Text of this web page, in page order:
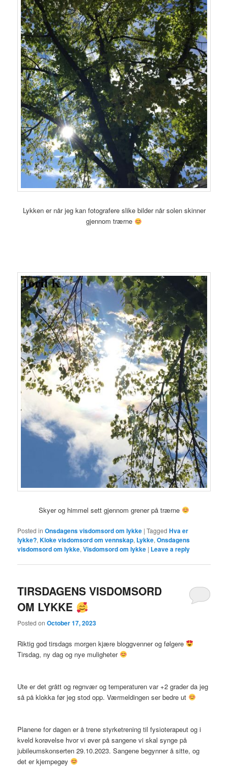
Lykken er når jeg kan fotografere slike bilder når solen skinner
gjennom trærne
Skyer og himmel sett gjennom grener på trærne
Posted in Onsdagens visdomsord om lykke |Tagged Hva er
lykke?,Kloke visdomsord om vennskap, Lykke,Onsdagens
visdomsord om lykke,Visdomsord om lykke | Leave a reply
TIRSDAGENS VISDOMSORD
OM LYKKE
Posted onOctober 17, 2023
Riktig god tirsdags morgen kjære bloggvenner og følgere
Tirsdag, ny dag og nye muligheter
Ute er det grått og regnvær og temperaturen var +2 grader da jeg
så på klokka før jeg stod opp. Værmeldingen ser bedre ut
Planene for dagen er å trene styrketrening til fysioterapeut og i
kveld korøvelse hvor vi øver på sangene vi skal synge på
jubileumskonserten 29.10.2023. Sangene begynner å sitte, og
det er kjempegøy